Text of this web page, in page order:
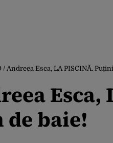
/ Andreea Esca, LA PISCINĂ.
de baie!